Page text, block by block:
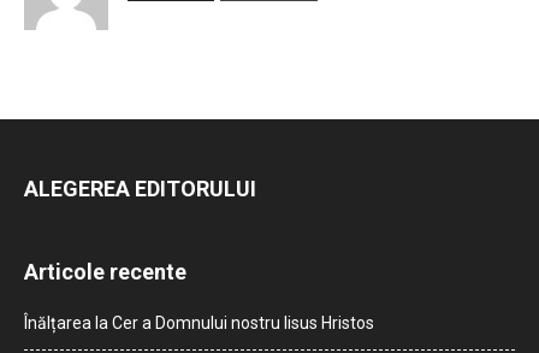
ALEGEREA EDITORULUI
Articole recente
Înălțarea la Cer a Domnului nostru Iisus Hristos